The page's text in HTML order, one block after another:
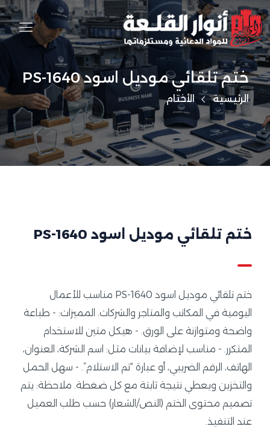
ختم تلقائي موديل اسود PS-1640
الرئيسية الأختام
ختم تلقائي موديل اسود PS-1640
ختم تلقائي موديل اسود PS-1640 مناسب للأعمال
اليومية في المكاتب والمتاجر والشركات. المميزات: - طباعة
واضحة ومتوازنة على الورق. - هيكل متين للاستخدام
المتكرر. - مناسب لإضافة بيانات مثل: اسم الشركة، العنوان،
الهاتف، الرقم الضريبي، أو عبارة “تم الاستلام”. - سهل الحمل
والتخزين ويعطي نتيجة ثابتة مع كل ضغطة. ملاحظة: يتم
تصميم محتوى الختم (النص/الشعار) حسب طلب العميل
عند التنفيذ.